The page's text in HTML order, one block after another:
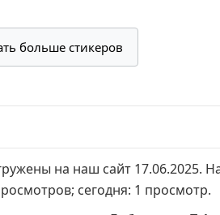
больше стикеров
на наш сайт 17.06.2025.
; сегодня: 1 просмотр.